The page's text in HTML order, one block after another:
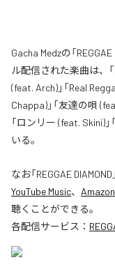
Gacha Medzの「
ル配信された楽曲は、
(feat. Arch)」「Real
Chappa)」「友達の唄
「ロンリー (feat. Skini)
いる。
なお「REGGAE DIAMOND
YouTube Music、
聴くことができる。
各配信サービス：